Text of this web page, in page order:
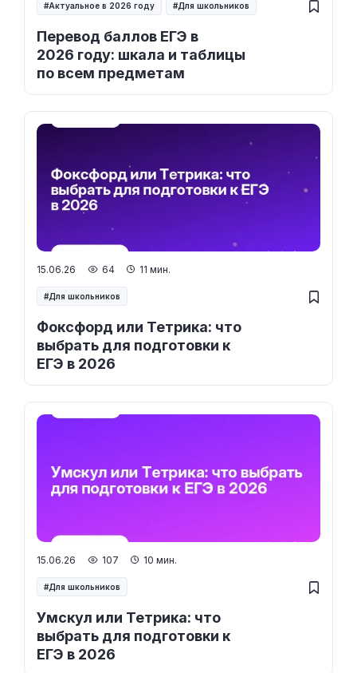
Перевод баллов ЕГЭ в
2026 году: шкала и таблицы
по всем предметам
Актуальное в 2026 году Для школьников
Фоксфорд или Тетрика: что
выбрать для подготовки к
ЕГЭ в 2026
15.06.26 64 11 мин.
Для школьников
Умскул или Тетрика: что
выбрать для подготовки к
ЕГЭ в 2026
15.06.26 107 10 мин.
Для школьников